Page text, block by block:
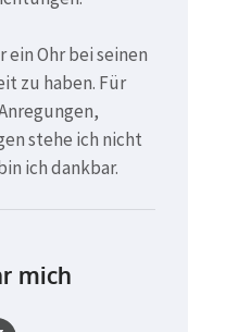
Ohr bei seinen
zu haben. Für
stehe ich nicht
ich dankbar.
mich